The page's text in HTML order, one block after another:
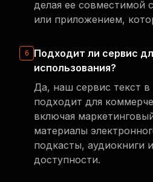
делая ее совместимой
или приложением,
6
Подходит ли сервис
использования?
Да, наш сервис текст в
подходит для
включая
материалы
подкасты, аудиокниги
доступности.